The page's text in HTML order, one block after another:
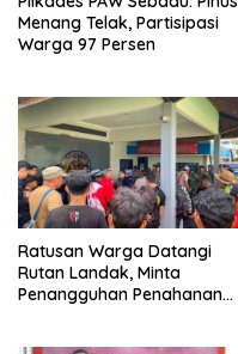
Menang Telak, Partisipasi
Warga 97 Persen
Ratusan Warga Datangi
Rutan Landak, Minta
Penangguhan Penahanan